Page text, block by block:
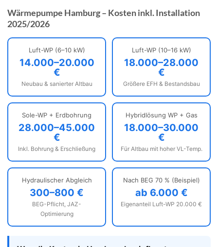
Wärmepumpe Hamburg – Kosten inkl. Installation
2025/2026
Luft-WP (6–10 kW)
14.000–20.000
€
Neubau & sanierter Altbau
Luft-WP (10–16 kW)
18.000–28.000
€
Größere EFH & Bestandsbau
Sole-WP + Erdbohrung
28.000–45.000
€
Inkl. Bohrung & Erschließung
Hybridlösung WP + Gas
18.000–30.000
€
Für Altbau mit hoher VL-Temp.
Hydraulischer Abgleich
300–800 €
BEG-Pflicht, JAZ-
Optimierung
Nach BEG 70 % (Beispiel)
ab 6.000 €
Eigenanteil Luft-WP 20.000 €